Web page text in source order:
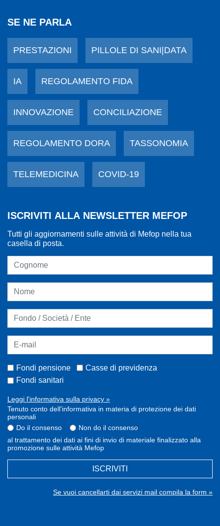
SE NE PARLA
PRESTAZIONI PILLOLE DI SANI|DATA
IA REGOLAMENTO FIDA
INNOVAZIONE CONCILIAZIONE
REGOLAMENTO DORA TASSONOMIA
TELEMEDICINA COVID-19
ISCRIVITI ALLA NEWSLETTER MEFOP
Tutti gli aggiornamenti sulle attività di Mefop nella tua
casella di posta.
Fondi pensione
Casse di previdenza
Fondi sanitari
Leggi l'informativa sulla privacy »
Tenuto conto dell'informativa in materia di protezione dei dati
personali
Do il consenso
Non do il consenso
al trattamento dei dati ai fini di invio di materiale finalizzato alla
promozione sulle attività Mefop
ISCRIVITI
Se vuoi cancellarti dai servizi mail compila la form »